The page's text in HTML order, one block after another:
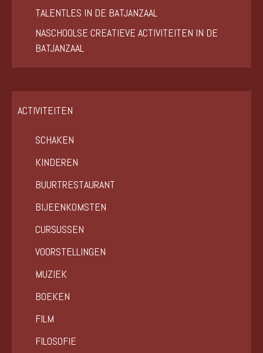
TALENTLES IN DE BATJANZAAL
NASCHOOLSE CREATIEVE ACTIVITEITEN IN DE
BATJANZAAL
ACTIVITEITEN
SCHAKEN
KINDEREN
BUURTRESTAURANT
BIJEENKOMSTEN
CURSUSSEN
VOORSTELLINGEN
MUZIEK
BOEKEN
FILM
FILOSOFIE